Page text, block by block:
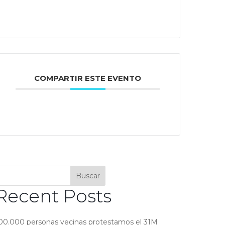
COMPARTIR ESTE EVENTO
Buscar
Posts
personas vecinas protestamos el 31M